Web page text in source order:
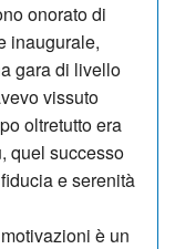
onorato di
inaugurale,
gara di livello
vissuto
oltretutto era
quel successo
e serenità
è un